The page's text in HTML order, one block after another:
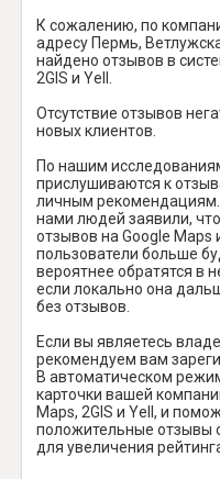
К сожалению, по
адресу Пермь,
найдено отзывов в
2GIS и Yell.
Отсутствие отзывов
новых клиентов.
По нашим
прислушиваются к
личным
нами людей заявили,
отзывов на Google Maps
пользователи больше
вероятнее обратятся в
если локально она
без отзывов.
Если вы являетесь
рекомендуем вам
В автоматическом
карточки вашей
Maps, 2GIS и Yell, и
положительные отзывы
для увеличения